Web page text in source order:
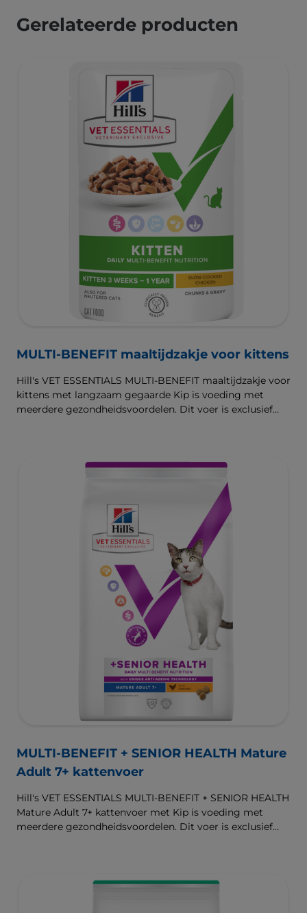
Gerelateerde producten
MULTI-BENEFIT maaltijdzakje voor kittens
Hill's VET ESSENTIALS MULTI-BENEFIT maaltijdzakje voor
kittens met langzaam gegaarde Kip is voeding met
meerdere gezondheidsvoordelen. Dit voer is exclusief
vetzuren om de ontwikkeling van de hersenen te
ondersteunen en met antioxidanten ter ondersteuning
van het ontwikkelende immuunsysteem. De beste
ondersteuning voor nu en de toekomst.De
gezondheidsvoordelen van het natvoer zijn vergelijkbaar
met die van ons droogvoer. Natvoer kan helpen om de
vochtinname van je huisdier te verhogen en het is een
goede manier om je kitten meer variatie te bieden, door
natvoer en droogvoer op verschillende manieren te
MULTI-BENEFIT + SENIOR HEALTH Mature
Adult 7+ kattenvoer
Hill's VET ESSENTIALS MULTI-BENEFIT + SENIOR HEALTH
Mature Adult 7+ kattenvoer met Kip is voeding met
meerdere gezondheidsvoordelen. Dit voer is exclusief
verouderingsmix die gezonde hersenen en de vitaliteit